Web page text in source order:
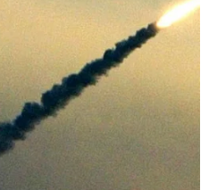
đơn vị chủ quản mạng xã hội
Park, California (Mỹ). (Ảnh:
Dữ liệu Ireland (DPC)